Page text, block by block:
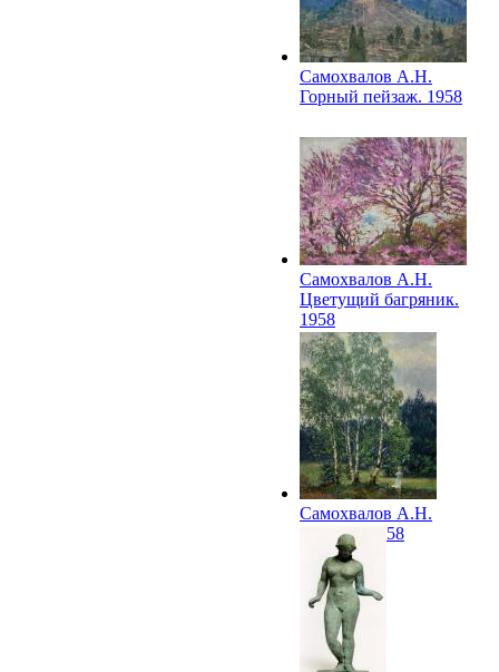
Самохвалов А.Н.
Горный пейзаж. 1958
Самохвалов А.Н.
Цветущий багряник.
1958
Самохвалов А.Н.
Березки. 1958